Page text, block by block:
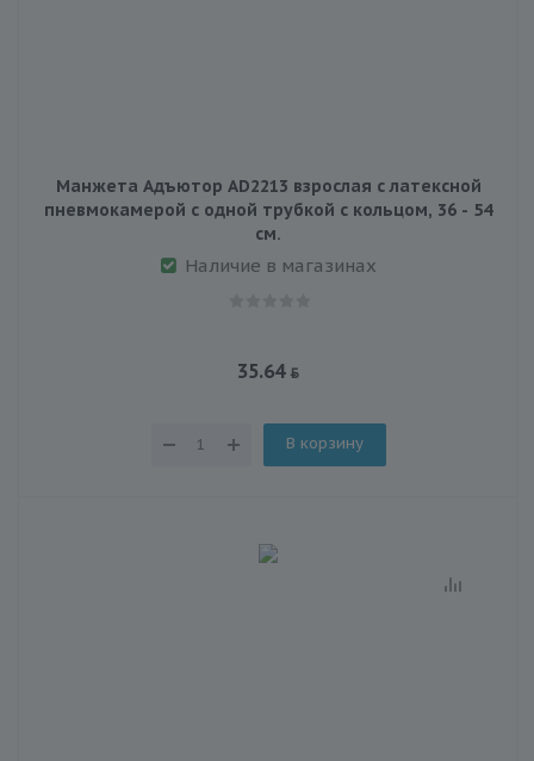
Манжета Адъютор AD2213 взрослая с латексной
пневмокамерой с одной трубкой с кольцом, 36 - 54
см.
Наличие в магазинах
35.64
В корзину